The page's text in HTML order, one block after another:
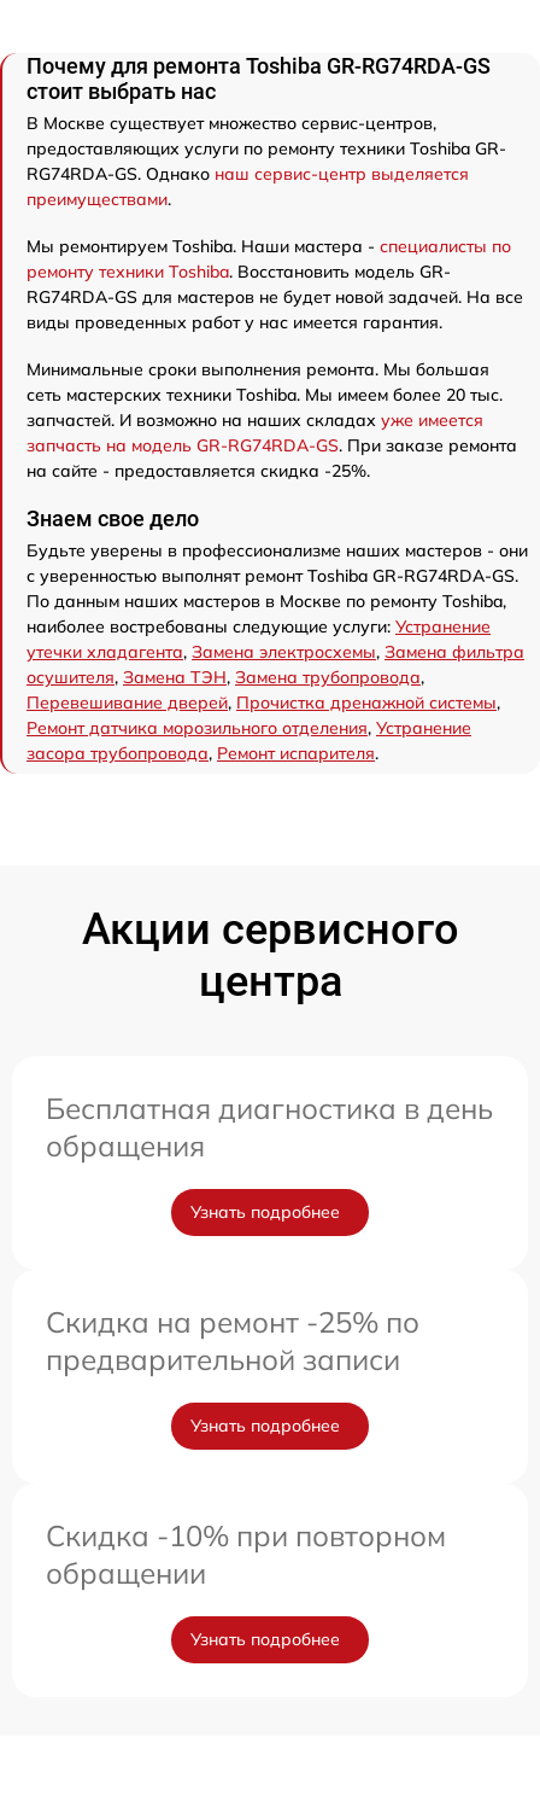
Почему для ремонта Toshiba GR-RG74RDA-GS
стоит выбрать нас
В Москве существует множество сервис-центров,
предоставляющих услуги по ремонту техники Toshiba GR-
RG74RDA-GS. Однако наш сервис-центр выделяется
преимуществами.
Мы ремонтируем Toshiba. Наши мастера - специалисты по
ремонту техники Toshiba. Восстановить модель GR-
RG74RDA-GS для мастеров не будет новой задачей. На все
виды проведенных работ у нас имеется гарантия.
Минимальные сроки выполнения ремонта. Мы большая
сеть мастерских техники Toshiba. Мы имеем более 20 тыс.
запчастей. И возможно на наших складах уже имеется
запчасть на модель GR-RG74RDA-GS. При заказе ремонта
на сайте - предоставляется скидка -25%.
Знаем свое дело
Будьте уверены в профессионализме наших мастеров - они
с уверенностью выполнят ремонт Toshiba GR-RG74RDA-GS.
По данным наших мастеров в Москве по ремонту Toshiba,
наиболее востребованы следующие услуги: Устранение
утечки хладагента, Замена электросхемы, Замена фильтра
осушителя, Замена ТЭН, Замена трубопровода,
Перевешивание дверей, Прочистка дренажной системы,
Ремонт датчика морозильного отделения, Устранение
засора трубопровода, Ремонт испарителя.
Акции сервисного
центра
Бесплатная диагностика в день
обращения
Узнать подробнее
Скидка на ремонт -25% по
предварительной записи
Узнать подробнее
Скидка -10% при повторном
обращении
Узнать подробнее